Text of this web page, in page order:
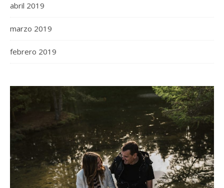
abril 2019
marzo 2019
febrero 2019